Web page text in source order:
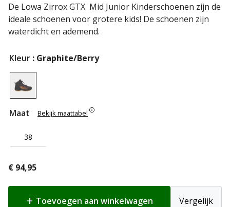
De Lowa Zirrox GTX Mid Junior Kinderschoenen zijn de
ideale schoenen voor grotere kids! De schoenen zijn
waterdicht en ademend.
Kleur : Graphite/Berry
Maat Bekijk maattabel
38
€ 94,95
Toevoegen aan winkelwagen Vergelijk